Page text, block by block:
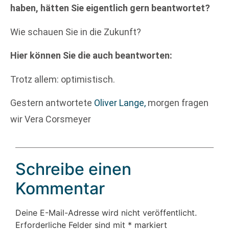
haben, hätten Sie eigentlich gern beantwortet?
Wie schauen Sie in die Zukunft?
Hier können Sie die auch beantworten:
Trotz allem: optimistisch.
Gestern antwortete Oliver Lange, morgen fragen
wir Vera Corsmeyer
Schreibe einen
Kommentar
Deine E-Mail-Adresse wird nicht veröffentlicht.
Erforderliche Felder sind mit * markiert